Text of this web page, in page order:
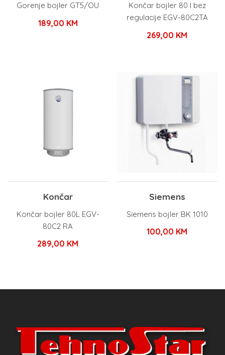
Gorenje bojler GT5/OU
189,00 KM
Končar bojler 80 l bez
regulacije EGV-80C2TA
269,00 KM
Končar
Končar bojler 80L EGV-
80C2 RA
289,00 KM
Siemens
Siemens bojler BK 1010
100,00 KM